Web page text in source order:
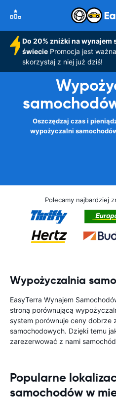
Do 20% zniżki na wynajem
świeciePromocja jest
skorzystaj z niej już dziś!
Oszczędzaj czas i
wypożyczalni
Polecamy najbardziej
Wypożyczalnia
EasyTerra Wynajem
stroną porównującą
system porównuje ceny dobrze
samochodowych. Dzięki temu
zarezerwować z nami
Popularne
samochodów w